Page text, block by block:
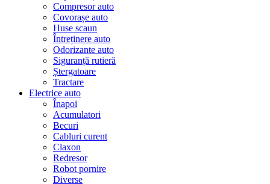
Compresor auto
Covorașe auto
Huse scaun
Întreținere auto
Odorizante auto
Siguranță rutieră
Ștergatoare
Tractare
Electrice auto
Înapoi
Acumulatori
Becuri
Cabluri curent
Claxon
Redresor
Robot pornire
Diverse